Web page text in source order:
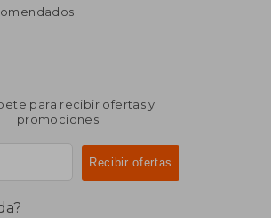
para recibir ofertas y
promociones